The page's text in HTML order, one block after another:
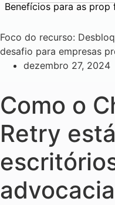
Benefícios para as prop
Foco do recurso:
desafio para empresas
dezembro 27, 2024
Como o
Retry
advocacia